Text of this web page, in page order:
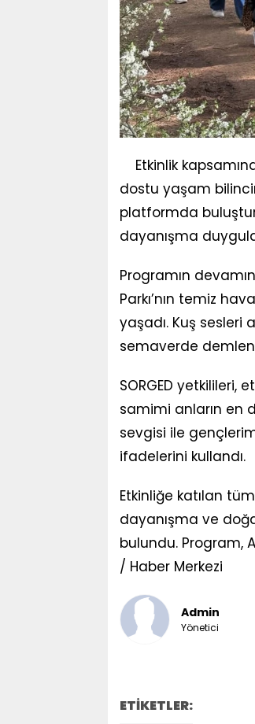
Etkinlik
dostu yaşam
platformda
dayanışma
Programın
Parkı’nın temiz
yaşadı. Kuş sesleri
semaverde
SORGED yetkilileri,
samimi anların en
sevgisi ile
ifadelerini kullandı.
Etkinliğe katılan
dayanışma ve
bulundu. Program,
/ Haber Merkezi
Admin
Yönetici
ETİKETLER: